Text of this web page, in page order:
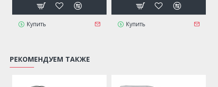
Купить Купить
РЕКОМЕНДУЕМ ТАКЖЕ